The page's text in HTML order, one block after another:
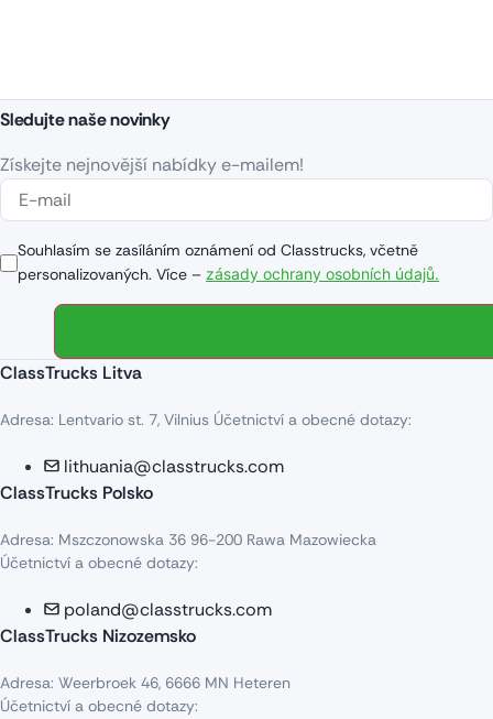
Sledujte naše novinky
Získejte nejnovější nabídky e-mailem!
Souhlasím se zasíláním oznámení od Classtrucks, včetně
personalizovaných. Více – zásady ochrany osobních údajů.
ClassTrucks Litva
Adresa: Lentvario st. 7, Vilnius Účetnictví a obecné dotazy:
lithuania@classtrucks.com
ClassTrucks Polsko
Adresa: Mszczonowska 36 96-200 Rawa Mazowiecka
Účetnictví a obecné dotazy:
poland@classtrucks.com
ClassTrucks Nizozemsko​
Adresa: Weerbroek 46, 6666 MN Heteren
Účetnictví a obecné dotazy: